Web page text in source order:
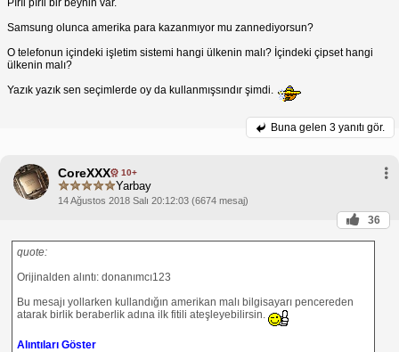
Samsung olunca amerika para kazanmıyor mu zannediyorsun?
O telefonun içindeki işletim sistemi hangi ülkenin malı? İçindeki çipset hangi
ülkenin malı?
Yazık yazık sen seçimlerde oy da kullanmışsındır şimdi.
Buna gelen 3 yanıtı gör.
CoreXXX 10+
Yarbay
14 Ağustos 2018 Salı 20:12:03 (6674 mesaj)
36
quote:
Orijinalden alıntı: donanımcı123
Bu mesajı yollarken kullandığın amerikan malı bilgisayarı pencereden
atarak birlik beraberlik adına ilk fitili ateşleyebilirsin.
Alıntıları Göster